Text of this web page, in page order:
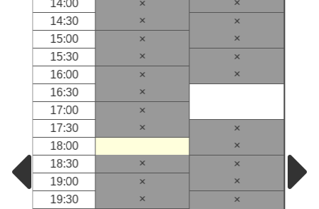
14:00
×
×
14:30
×
×
15:00
×
×
15:30
×
×
16:00
×
×
16:30
×
17:00
×
17:30
×
×
18:00
×
18:30
×
×
19:00
×
×
19:30
×
×